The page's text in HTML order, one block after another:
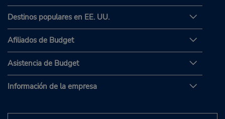
Destinos populares en EE. UU.
Afiliados de Budget
Asistencia de Budget
Información de la empresa